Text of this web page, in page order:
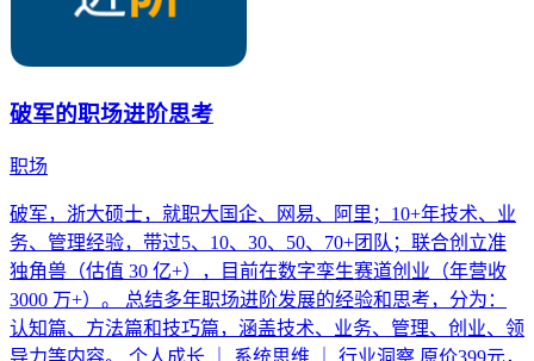
破军的职场进阶思考
职场
破军，浙大硕士，就职大国企、网易、阿里；10+年技术、业
务、管理经验，带过5、10、30、50、70+团队；联合创立准
独角兽（估值 30 亿+），目前在数字孪生赛道创业（年营收
3000 万+）。 总结多年职场进阶发展的经验和思考，分为：
认知篇、方法篇和技巧篇，涵盖技术、业务、管理、创业、领
导力等内容。 个人成长 ｜ 系统思维 ｜ 行业洞察 原价399元，